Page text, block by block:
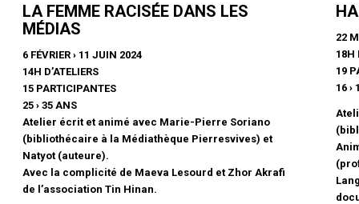
LA FEMME RACISÉE DANS LES
MÉDIAS
6 FÉVRIER › 11 JUIN 2024
14H D’ATELIERS
15 PARTICIPANTES
25 › 35 ANS
Atelier écrit et animé avec Marie-Pierre Soriano
(bibliothécaire à la Médiathèque Pierresvives) et
Natyot (auteure).
Avec la complicité de Maeva Lesourd et Zhor Akrafi
de l’association Tin Hinan.
22
18H
19
16 ›